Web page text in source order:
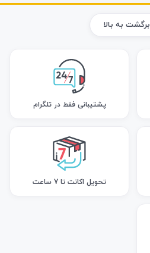
برگشت به بالا
پشتیبانی فقط در تلگرام
تحویل اکانت تا 7 ساعت